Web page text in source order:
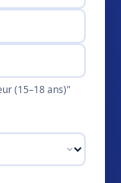
(15–18 ans)"